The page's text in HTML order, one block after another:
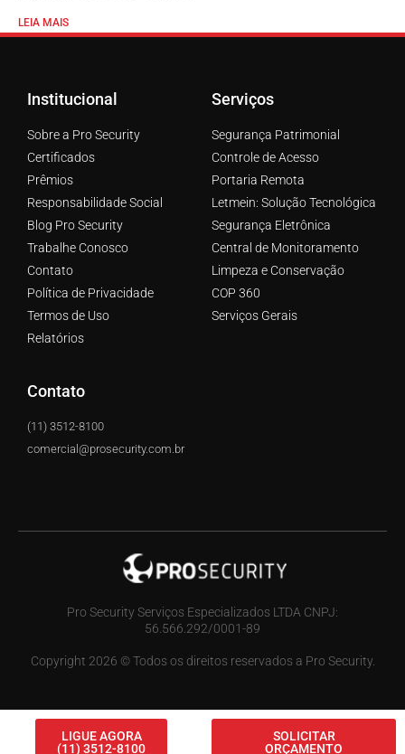
LEIA MAIS
Institucional
Sobre a Pro Security
Certificados
Prêmios
Responsabilidade Social
Blog Pro Security
Trabalhe Conosco
Contato
Política de Privacidade
Termos de Uso
Relatórios
Serviços
Segurança Patrimonial
Controle de Acesso
Portaria Remota
Letmein: Solução Tecnológica
Segurança Eletrônica
Central de Monitoramento
Limpeza e Conservação
COP 360
Serviços Gerais
Contato
(11) 3512-8100
comercial@prosecurity.com.br
Pro Security Serviços Especializados LTDA CNPJ:
56.566.292/0001-89
Copyright 2026 © Todos os direitos reservados a Pro Security.
LIGUE AGORA
(11) 3512-8100
SOLICITAR
ORÇAMENTO